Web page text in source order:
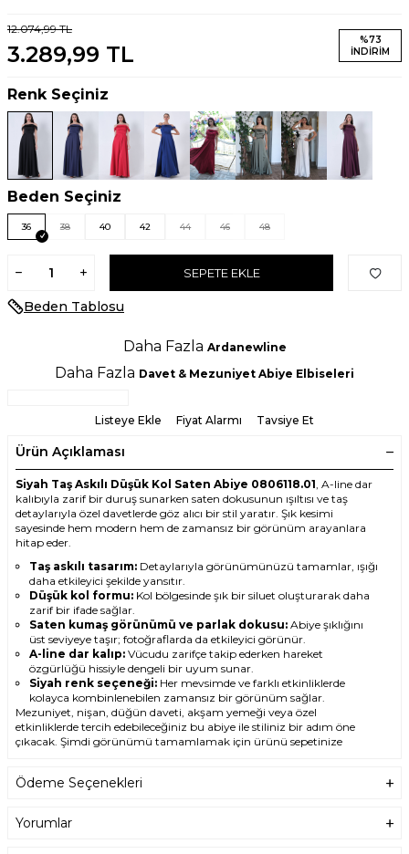
12.074,99TL
3.289,99 TL
%73
İNDIRIM
Renk Seçiniz
Beden Seçiniz
36 38 40 42 44 46 48
SEPETE EKLE
Beden Tablosu
Daha Fazla Ardanewline
Daha Fazla Davet & Mezuniyet Abiye Elbiseleri
Listeye Ekle Fiyat Alarmı Tavsiye Et
Ürün Açıklaması
Siyah Taş Askılı Düşük Kol Saten Abiye 0806118.01, A-line dar
kalıbıyla zarif bir duruş sunarken saten dokusunun ışıltısı ve taş
detaylarıyla özel davetlerde göz alıcı bir stil yaratır. Şık kesimi
sayesinde hem modern hem de zamansız bir görünüm arayanlara
hitap eder.
Taş askılı tasarım: Detaylarıyla görünümünüzü tamamlar, ışığı
daha etkileyici şekilde yansıtır.
Düşük kol formu: Kol bölgesinde şık bir siluet oluşturarak daha
zarif bir ifade sağlar.
Saten kumaş görünümü ve parlak dokusu: Abiye şıklığını
üst seviyeye taşır; fotoğraflarda da etkileyici görünür.
A-line dar kalıp: Vücudu zarifçe takip ederken hareket
özgürlüğü hissiyle dengeli bir uyum sunar.
Siyah renk seçeneği: Her mevsimde ve farklı etkinliklerde
kolayca kombinlenebilen zamansız bir görünüm sağlar.
Mezuniyet, nişan, düğün daveti, akşam yemeği veya özel
etkinliklerde tercih edebileceğiniz bu abiye ile stiliniz bir adım öne
çıkacak. Şimdi görünümü tamamlamak için ürünü sepetinize
Ödeme Seçenekleri
Yorumlar